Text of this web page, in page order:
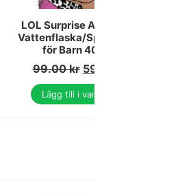
LOL Surprise Aluminium
Vattenflaska/Sportflaska
för Barn 400 ml
99.00kr 59.00
Lägg till i varukorg